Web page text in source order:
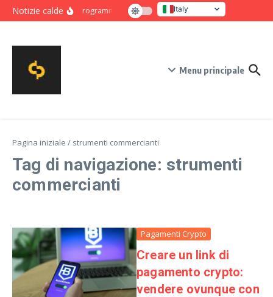
Salta al contenuto
Notizie calde Programma intensivo di novanta giorni per crescita e
Italy
United States
Menu principale
Pagina iniziale / strumenti commercianti
Tag di navigazione: strumenti
commercianti
Pagamenti Crypto
Creare un link di
pagamento crypto:
vendere ovunque con